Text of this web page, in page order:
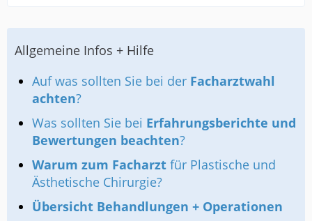
Allgemeine Infos + Hilfe
Auf was sollten Sie bei der Facharztwahl
achten?
Was sollten Sie bei Erfahrungsberichte und
Bewertungen beachten?
Warum zum Facharzt für Plastische und
Ästhetische Chirurgie?
Übersicht Behandlungen + Operationen